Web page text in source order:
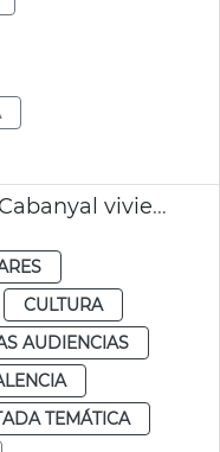
Rehabilitación edificios Cabanyal viviendas
CULTURA
AUDIENCIAS
TEMÁTICA